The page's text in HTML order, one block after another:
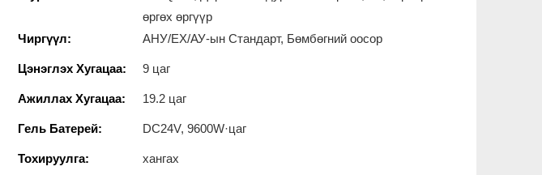
өргөх өргүүр
Чиргүүл:
АНУ/ЕХ/АУ-ын Стандарт, Бөмбөгний оосор
Цэнэглэх Хугацаа: 9 цаг
Ажиллах Хугацаа: 19.2 цаг
Гель Батерей: DC24V, 9600W·цаг
Тохируулга: хангах